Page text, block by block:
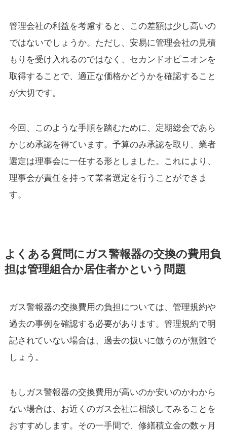
管理会社の利益を考慮すると、この差額は少し高いの
ではないでしょうか。ただし、安易に管理会社の見積
もりを受け入れるのではなく、セカンドオピニオンを
取得することで、適正な価格かどうかを確認すること
が大切です。
今回、このような手順を踏むために、定期総会であら
かじめ承認を得ています。予算のみ承認を取り、業者
選定は理事会に一任する形としました。これにより、
理事会が責任を持って業者選定を行うことができま
す。
よくある質問にガス警報器の交換の費用負
担は管理組合か居住者かという問題
ガス警報器の交換費用の負担については、管理規約や
過去の事例を確認する必要があります。管理規約で明
記されていない場合は、過去の扱いに倣うのが無難で
しょう。
もしガス警報器の交換費用が高いのか安いのかわから
ない場合は、お近くのガス会社に相談してみることを
おすすめします。その一手間で、修繕積立金の数ヶ月